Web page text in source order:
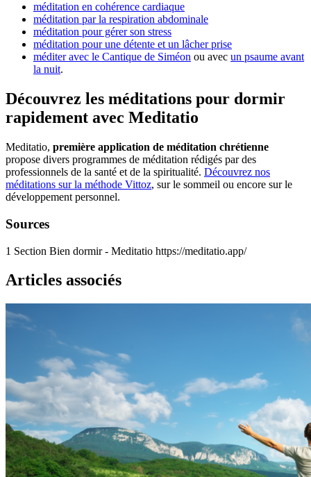
méditation en cohérence cardiaque
méditation par la respiration abdominale
méditation pour gérer son stress
méditation pour une détente et un lâcher prise
méditer avec le Cantique de Siméon ou avec un psaume avant
la nuit.
Découvrez les méditations pour dormir
rapidement avec Meditatio
Meditatio, première application de méditation chrétienne
propose divers programmes de méditation rédigés par des
professionnels de la santé et de la spiritualité. Découvrez nos
méditations sur la méthode Vittoz, sur le sommeil ou encore sur le
développement personnel.
Sources
1 Section Bien dormir - Meditatio https://meditatio.app/
Articles associés